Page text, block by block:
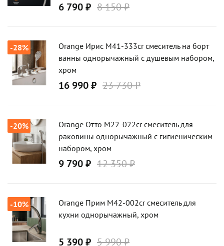
6 790 ₽ 8 150 ₽
-28%
Orange Ирис M41-333cr смеситель на борт
ванны однорычажный с душевым набором,
хром
16 990 ₽ 23 730 ₽
-20%
Orange Отто M22-022cr смеситель для
раковины однорычажный с гигиеническим
набором, хром
9 790 ₽ 12 350 ₽
-10%
Orange Прим M42-002cr смеситель для
кухни однорычажный, хром
5 390 ₽ 5 990 ₽